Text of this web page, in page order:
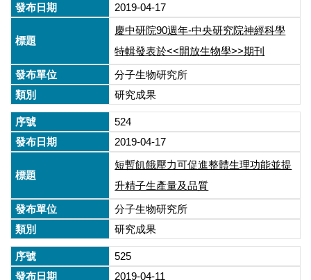
2019-04-17
慶中研院90週年-中央研究院神經科學
特輯發表於<<開放生物學>>期刊
分子生物研究所
研究成果
524
2019-04-17
短暫飢餓壓力可促進整體生理功能並提
升精子生產量及品質
分子生物研究所
研究成果
525
2019-04-11